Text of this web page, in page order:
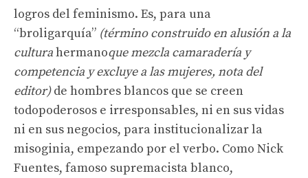
logros del feminismo. Es, para una
“broligarquía” (término construido en alusión a la
culturahermanoque mezcla camaradería y
competencia y excluye a las mujeres, nota del
editor)de hombres blancos que se creen
todopoderosos e irresponsables, ni en sus vidas
ni en sus negocios, para institucionalizar la
misoginia, empezando por el verbo. Como Nick
Fuentes, famoso supremacista blanco,